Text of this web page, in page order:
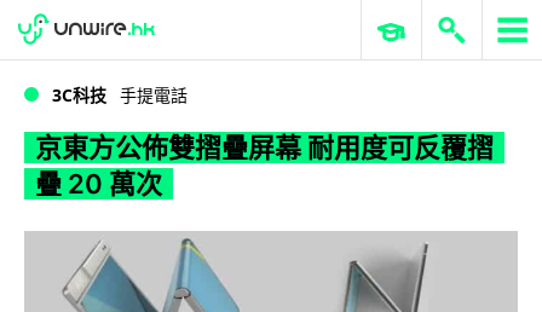
WWDC 2026 ERP 與商業 AI
3C科技 手提電話
京東方公佈雙摺疊屏幕 耐用度可反覆摺
疊 20 萬次